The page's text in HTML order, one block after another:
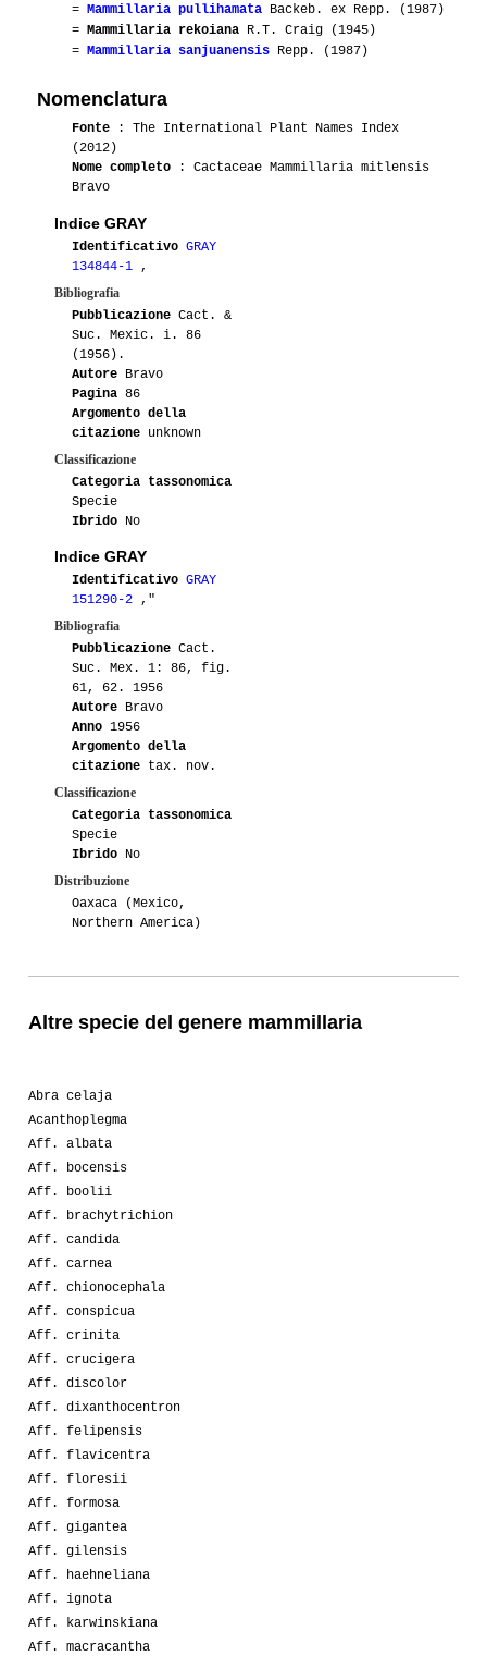
= Mammillaria pullihamata Backeb. ex Repp. (1987)
= Mammillaria rekoiana R.T. Craig (1945)
= Mammillaria sanjuanensis Repp. (1987)
Nomenclatura
Fonte : The International Plant Names Index
(2012)
Nome completo : Cactaceae Mammillaria mitlensis
Bravo
Indice GRAY
Identificativo GRAY
134844-1
,
Bibliografia
Pubblicazione Cact. &
Suc. Mexic. i. 86
(1956).
Autore Bravo
Pagina 86
Argomento della
citazione unknown
Classificazione
Categoria tassonomica
Specie
Ibrido No
Indice GRAY
Identificativo GRAY
151290-2
,"
Bibliografia
Pubblicazione Cact.
Suc. Mex. 1: 86, fig.
61, 62. 1956
Autore Bravo
Anno 1956
Argomento della
citazione tax. nov.
Classificazione
Categoria tassonomica
Specie
Ibrido No
Distribuzione
Oaxaca (Mexico,
Northern America)
Altre specie del genere mammillaria
Abra celaja
Acanthoplegma
Aff. albata
Aff. bocensis
Aff. boolii
Aff. brachytrichion
Aff. candida
Aff. carnea
Aff. chionocephala
Aff. conspicua
Aff. crinita
Aff. crucigera
Aff. discolor
Aff. dixanthocentron
Aff. felipensis
Aff. flavicentra
Aff. floresii
Aff. formosa
Aff. gigantea
Aff. gilensis
Aff. haehneliana
Aff. ignota
Aff. karwinskiana
Aff. macracantha